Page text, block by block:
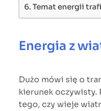
Temat energii
Energia z
Dużo mówi się o
kierunek oczywisty.
tego, czy wieje